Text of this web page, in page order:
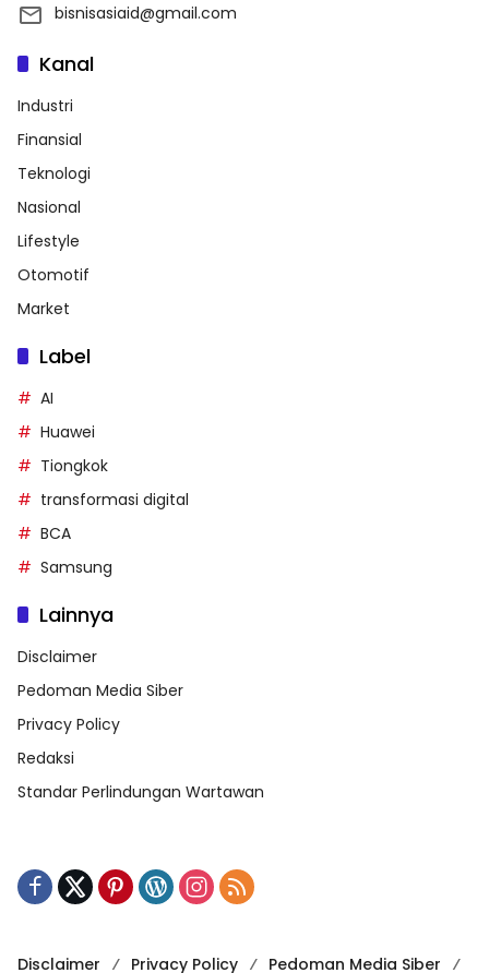
bisnisasiaid@gmail.com
Kanal
Industri
Finansial
Teknologi
Nasional
Lifestyle
Otomotif
Market
Label
AI
Huawei
Tiongkok
transformasi digital
BCA
Samsung
Lainnya
Disclaimer
Pedoman Media Siber
Privacy Policy
Redaksi
Standar Perlindungan Wartawan
Disclaimer Privacy Policy Pedoman Media Siber